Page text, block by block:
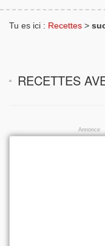
Tu es ici : Recettes >
RECETTES